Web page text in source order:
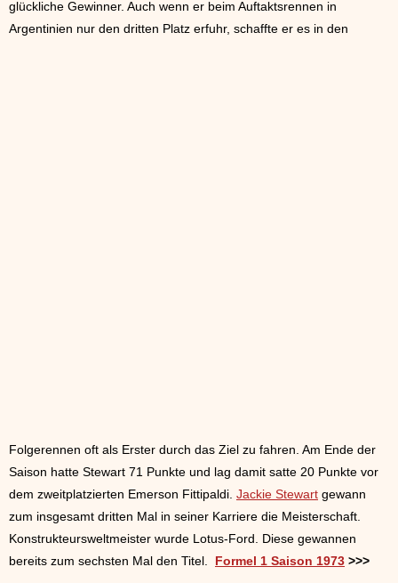
glückliche Gewinner. Auch wenn er beim Auftaktsrennen in
Argentinien nur den dritten Platz erfuhr, schaffte er es in den
Folgerennen oft als Erster durch das Ziel zu fahren. Am Ende der
Saison hatte Stewart 71 Punkte und lag damit satte 20 Punkte vor
dem zweitplatzierten Emerson Fittipaldi. Jackie Stewart gewann
zum insgesamt dritten Mal in seiner Karriere die Meisterschaft.
Konstrukteursweltmeister wurde Lotus-Ford. Diese gewannen
bereits zum sechsten Mal den Titel. Formel 1 Saison 1973 >>>